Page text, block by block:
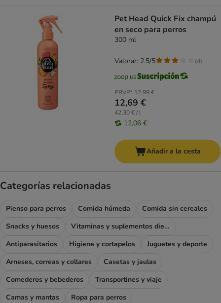
Pet Head Quick Fix champú
en seco para perros
300 ml
PRVP* 12,99 €
12,69 €
42,30 € / l
12,06 €
Valorar: 2.5/5 (4)
Añadir a la cesta
Categorías relacionadas
Pienso para perros Comida húmeda
Comida sin cereales
Snacks y huesos
Vitaminas y suplementos dietéticos
Antiparasitarios
Higiene y cortapelos
Juguetes y deporte
Arneses, correas y collares
Casetas y jaulas
Comederos y bebederos
Transportines y viaje
Camas y mantas
Ropa para perros